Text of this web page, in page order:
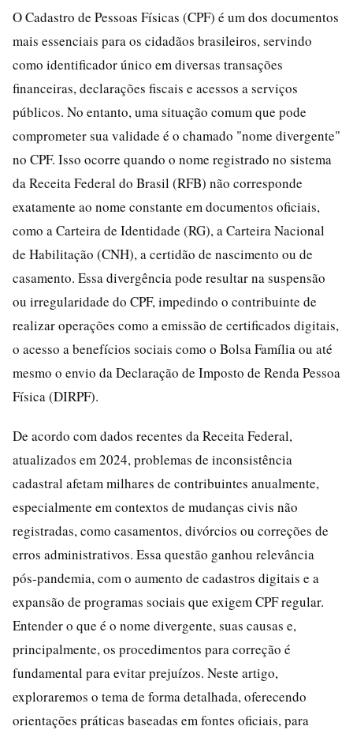
O Cadastro de Pessoas Físicas (CPF) é um dos documentos
mais essenciais para os cidadãos brasileiros, servindo
como identificador único em diversas transações
financeiras, declarações fiscais e acessos a serviços
públicos. No entanto, uma situação comum que pode
comprometer sua validade é o chamado "nome divergente"
no CPF. Isso ocorre quando o nome registrado no sistema
da Receita Federal do Brasil (RFB) não corresponde
exatamente ao nome constante em documentos oficiais,
como a Carteira de Identidade (RG), a Carteira Nacional
de Habilitação (CNH), a certidão de nascimento ou de
casamento. Essa divergência pode resultar na suspensão
ou irregularidade do CPF, impedindo o contribuinte de
realizar operações como a emissão de certificados digitais,
o acesso a benefícios sociais como o Bolsa Família ou até
mesmo o envio da Declaração de Imposto de Renda Pessoa
Física (DIRPF).
De acordo com dados recentes da Receita Federal,
atualizados em 2024, problemas de inconsistência
cadastral afetam milhares de contribuintes anualmente,
especialmente em contextos de mudanças civis não
registradas, como casamentos, divórcios ou correções de
erros administrativos. Essa questão ganhou relevância
pós-pandemia, com o aumento de cadastros digitais e a
expansão de programas sociais que exigem CPF regular.
Entender o que é o nome divergente, suas causas e,
principalmente, os procedimentos para correção é
fundamental para evitar prejuízos. Neste artigo,
exploraremos o tema de forma detalhada, oferecendo
orientações práticas baseadas em fontes oficiais, para